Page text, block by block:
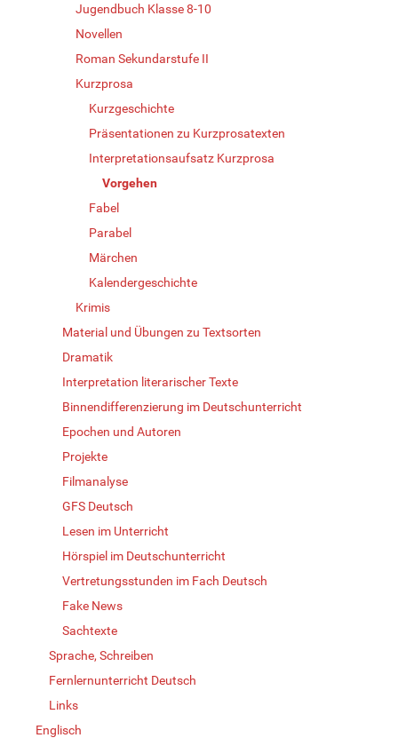
Jugendbuch Klasse 8-10
Novellen
Roman Sekundarstufe II
Kurzprosa
Kurzgeschichte
Präsentationen zu Kurzprosatexten
Interpretationsaufsatz Kurzprosa
Vorgehen
Fabel
Parabel
Märchen
Kalendergeschichte
Krimis
Material und Übungen zu Textsorten
Dramatik
Interpretation literarischer Texte
Binnendifferenzierung im Deutschunterricht
Epochen und Autoren
Projekte
Filmanalyse
GFS Deutsch
Lesen im Unterricht
Hörspiel im Deutschunterricht
Vertretungsstunden im Fach Deutsch
Fake News
Sachtexte
Sprache, Schreiben
Fernlernunterricht Deutsch
Links
Englisch